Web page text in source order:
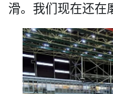
滑。我们现在还在